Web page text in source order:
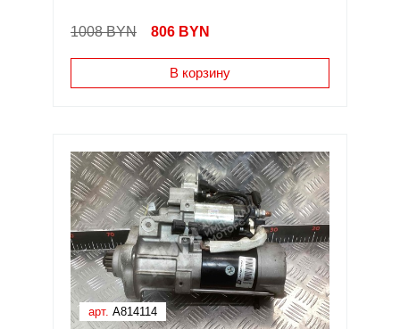
1008 BYN 806 BYN
В корзину
арт. A814114